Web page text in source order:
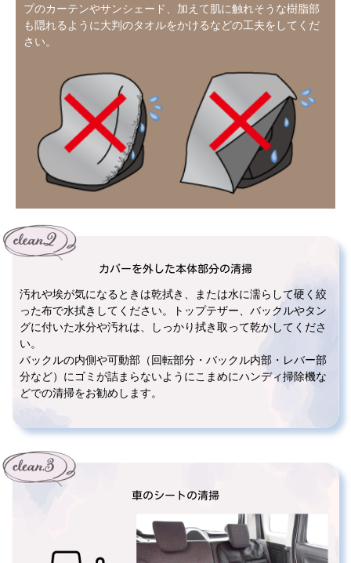
プのカーテンやサンシェード、加えて肌に触れそうな樹脂部
も隠れるように大判のタオルをかけるなどの工夫をしてくだ
さい。
カバーを外した本体部分の清掃
汚れや埃が気になるときは乾拭き、または水に濡らして硬く絞
った布で水拭きしてください。トップテザー、バックルやタン
グに付いた水分や汚れは、しっかり拭き取って乾かしてくださ
い。
バックルの内側や可動部（回転部分・バックル内部・レバー部
分など）にゴミが詰まらないようにこまめにハンディ掃除機な
どでの清掃をお勧めします。
車のシートの清掃